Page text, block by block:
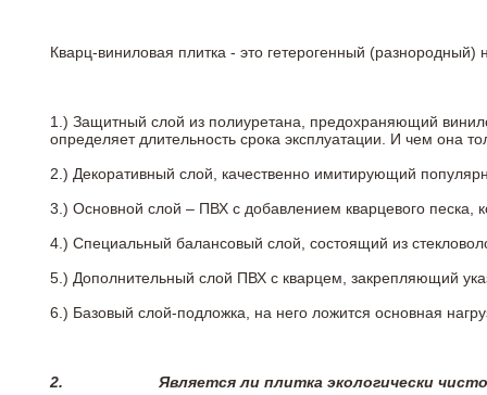
Кварц-виниловая плитка - это гетерогенный
1.) Защитный слой из полиуретана, предохраняющий
определяет длительность срока эксплуатации. И чем она
2.) Декоративный слой, качественно имитирующий
3.) Основной слой – ПВХ с добавлением кварцевого песка,
4.) Специальный балансовый слой, состоящий из
5.) Дополнительный слой ПВХ с кварцем, закрепляющий
6.) Базовый слой-подложка, на него ложится основная
2. Является ли плитка экологически